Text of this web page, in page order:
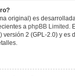
original) es
a phpBB Limited .
versión 2 (GPL-2.0) y es